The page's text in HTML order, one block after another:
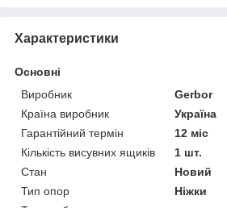
Характеристики
Основні
Виробник
Gerbor
Країна виробник
Україна
Гарантійний термін
12 міс
Кількість висувних ящиків
1 шт.
Стан
Новий
Тип опор
Ніжки